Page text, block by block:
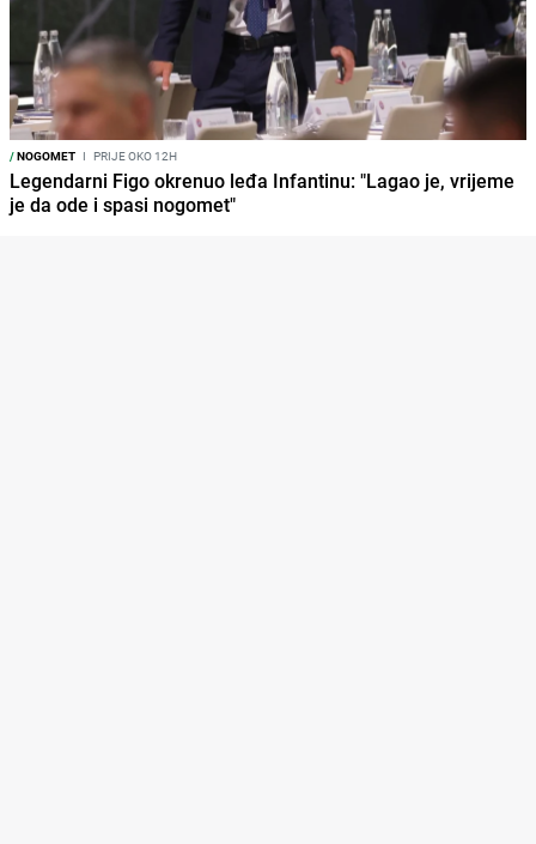
/NOGOMET I PRIJE OKO 12H
Legendarni Figo okrenuo leđa Infantinu: "Lagao je, vrijeme
je da ode i spasi nogomet"